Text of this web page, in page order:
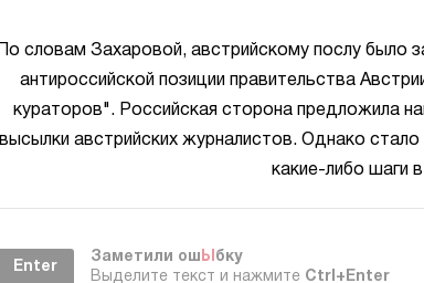
По словам Захаровой, австрийскому послу было
антироссийской позиции правительства
кураторов". Российская сторона предложила
высылки австрийских журналистов. Однако
какие-либо шаги
Enter
Заметили ош Ы бку
Выделите текст и нажмите Ctrl+Enter